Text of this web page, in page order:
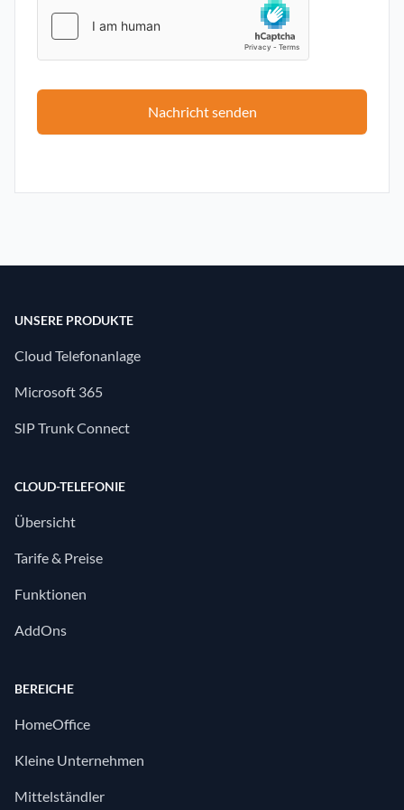
Nachricht senden
UNSERE PRODUKTE
Cloud Telefonanlage
Microsoft 365
SIP Trunk Connect
CLOUD-TELEFONIE
Übersicht
Tarife & Preise
Funktionen
AddOns
BEREICHE
HomeOffice
Kleine Unternehmen
Mittelständler